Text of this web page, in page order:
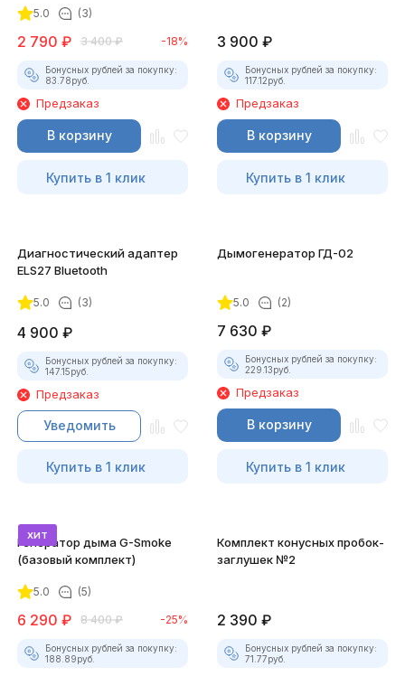
5.0 (3)
2 790 ₽ 3 400 ₽ -18%
Бонусных рублей за покупку:
83.78руб.
Предзаказ
В корзину
Купить в 1 клик
3 900 ₽
Бонусных рублей за покупку:
117.12руб.
Предзаказ
В корзину
Купить в 1 клик
Диагностический адаптер
ELS27 Bluetooth
5.0 (3)
4 900 ₽
Бонусных рублей за покупку:
147.15руб.
Предзаказ
Уведомить
Купить в 1 клик
Дымогенератор ГД-02
5.0 (2)
7 630 ₽
Бонусных рублей за покупку:
229.13руб.
Предзаказ
В корзину
Купить в 1 клик
хит
Генератор дыма G-Smoke
(базовый комплект)
5.0 (5)
6 290 ₽ 8 400 ₽ -25%
Бонусных рублей за покупку:
188.89руб.
Комплект конусных пробок-
заглушек №2
2 390 ₽
Бонусных рублей за покупку:
71.77руб.